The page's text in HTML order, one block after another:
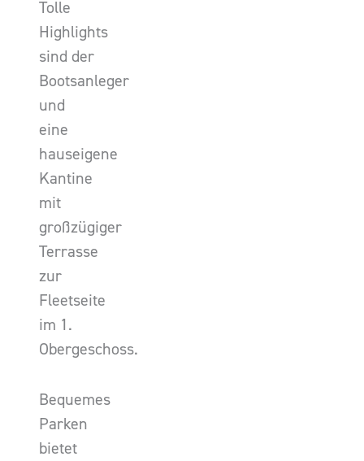
Tolle
Highlights
sind der
Bootsanleger
und
eine
hauseigene
Kantine
mit
großzügiger
Terrasse
zur
Fleetseite
im 1.
Obergeschoss.
Bequemes
Parken
bietet